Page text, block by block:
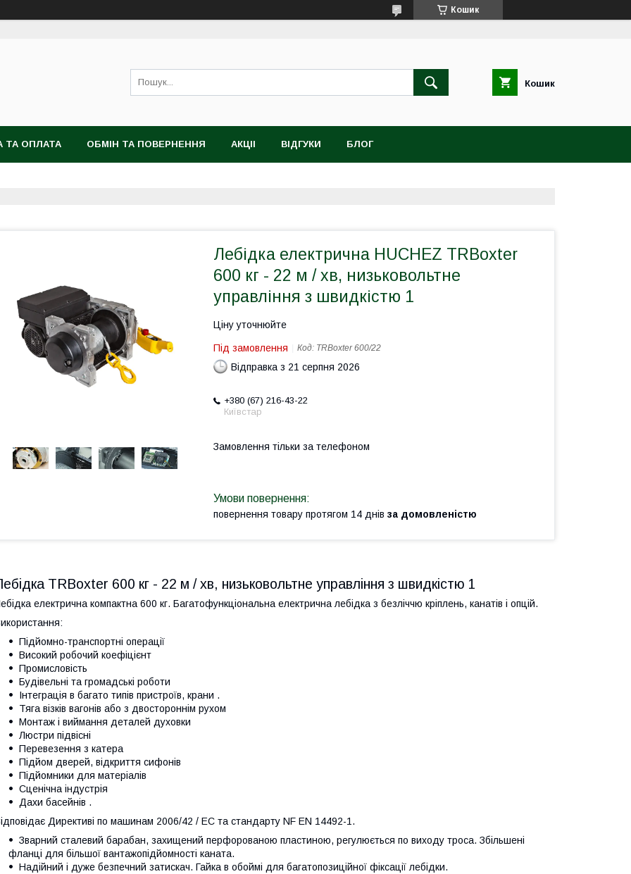
Кошик
Кошик
ТА ОПЛАТА ОБМІН ТА ПОВЕРНЕННЯ АКЦІІ ВІДГУКИ БЛОГ
Лебідка електрична HUCHEZ TRBoxter
600 кг - 22 м / хв, низьковольтне
управління з швидкістю 1
Ціну уточнюйте
Під замовлення Код: TRBoxter 600/22
Відправка з 21 серпня 2026
+380 (67) 216-43-22
Київстар
Замовлення тільки за телефоном
повернення товару протягом 14 днів за домовленістю
TRBoxter 600 кг - 22 м / хв, низьковольтне управління з швидкістю 1
електрична компактна 600 кг. Багатофункціональна електрична лебідка з безліччю кріплень, канатів і опцій.
Підйомно-транспортні операції
Високий робочий коефіцієнт
Промисловість
Будівельні та громадські роботи
Інтеграція в багато типів пристроїв, крани .
Тяга візків вагонів або з двостороннім рухом
Монтаж і виймання деталей духовки
Люстри підвісні
Перевезення з катера
Підйом дверей, відкриття сифонів
Підйомники для матеріалів
Сценічна індустрія
Дахи басейнів .
Директиві по машинам 2006/42 / EC та стандарту NF EN 14492-1.
Зварний сталевий барабан, захищений перфорованою пластиною, регулюється по виходу троса. Збільшені
фланці для більшої вантажопідйомності каната.
Надійний і дуже безпечний затискач. Гайка в обоймі для багатопозиційної фіксації лебідки.